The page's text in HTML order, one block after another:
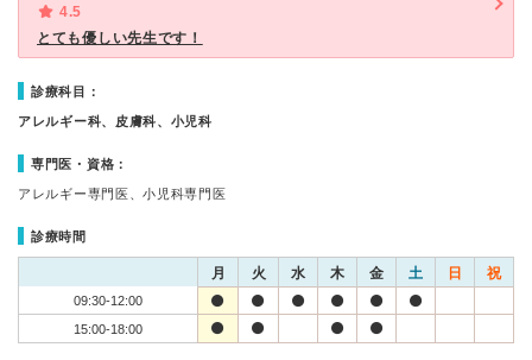
4.5
とても優しい先生です！
診療科目：
アレルギー科、皮膚科、小児科
専門医・資格：
アレルギー専門医、小児科専門医
診療時間
月 火 水 木 金 土 日 祝
09:30-12:00
15:00-18:00